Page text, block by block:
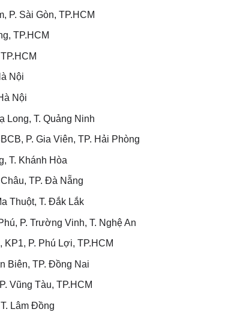
P. Sài Gòn, TP.HCM
TP.HCM
Nội
Nội
Long, T. Quảng Ninh
P. Gia Viên, TP. Hải Phòng
T. Khánh Hòa
TP. Đà Nẵng
Thuột, T. Đắk Lắk
P. Trường Vinh, T. Nghệ An
P. Phú Lợi, TP.HCM
Biên, TP. Đồng Nai
Vũng Tàu, TP.HCM
Lâm Đồng